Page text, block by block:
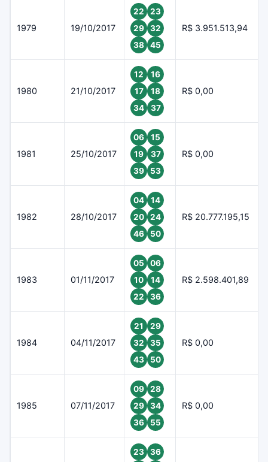
1979 19/10/2017
22
23
29
32
38
45
R$ 3.951.513,94
1980 21/10/2017
12
16
17
18
34
37
R$ 0,00
1981 25/10/2017
06
15
19
37
39
53
R$ 0,00
1982 28/10/2017
04
14
20
24
46
50
R$ 20.777.195,15
1983 01/11/2017
05
06
10
14
22
36
R$ 2.598.401,89
1984 04/11/2017
21
29
32
35
43
50
R$ 0,00
1985 07/11/2017
09
28
29
34
36
55
R$ 0,00
23
36